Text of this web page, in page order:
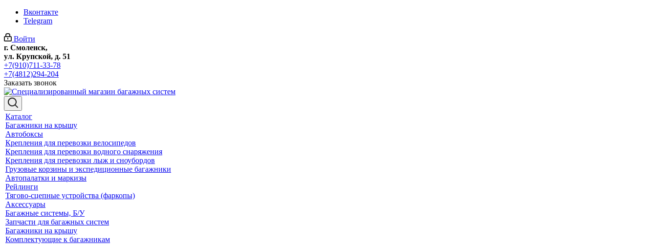
Вконтакте
Telegram
Войти
г. Смоленск,
ул. Крупской, д. 51
+7(910)711-33-78
+7(4812)294-204
Заказать звонок
Каталог
Багажники на крышу
Автобоксы
Крепления для перевозки велосипедов
Крепления для перевозки водного снаряжения
Крепления для перевозки лыж и сноубордов
Грузовые корзины и экспедиционные багажники
Автопалатки и маркизы
Рейлинги
Тягово-сцепные устройства (фаркопы)
Аксессуары
Багажные системы, Б/У
Запчасти для багажных систем
Багажники на крышу
Комплектующие к багажникам